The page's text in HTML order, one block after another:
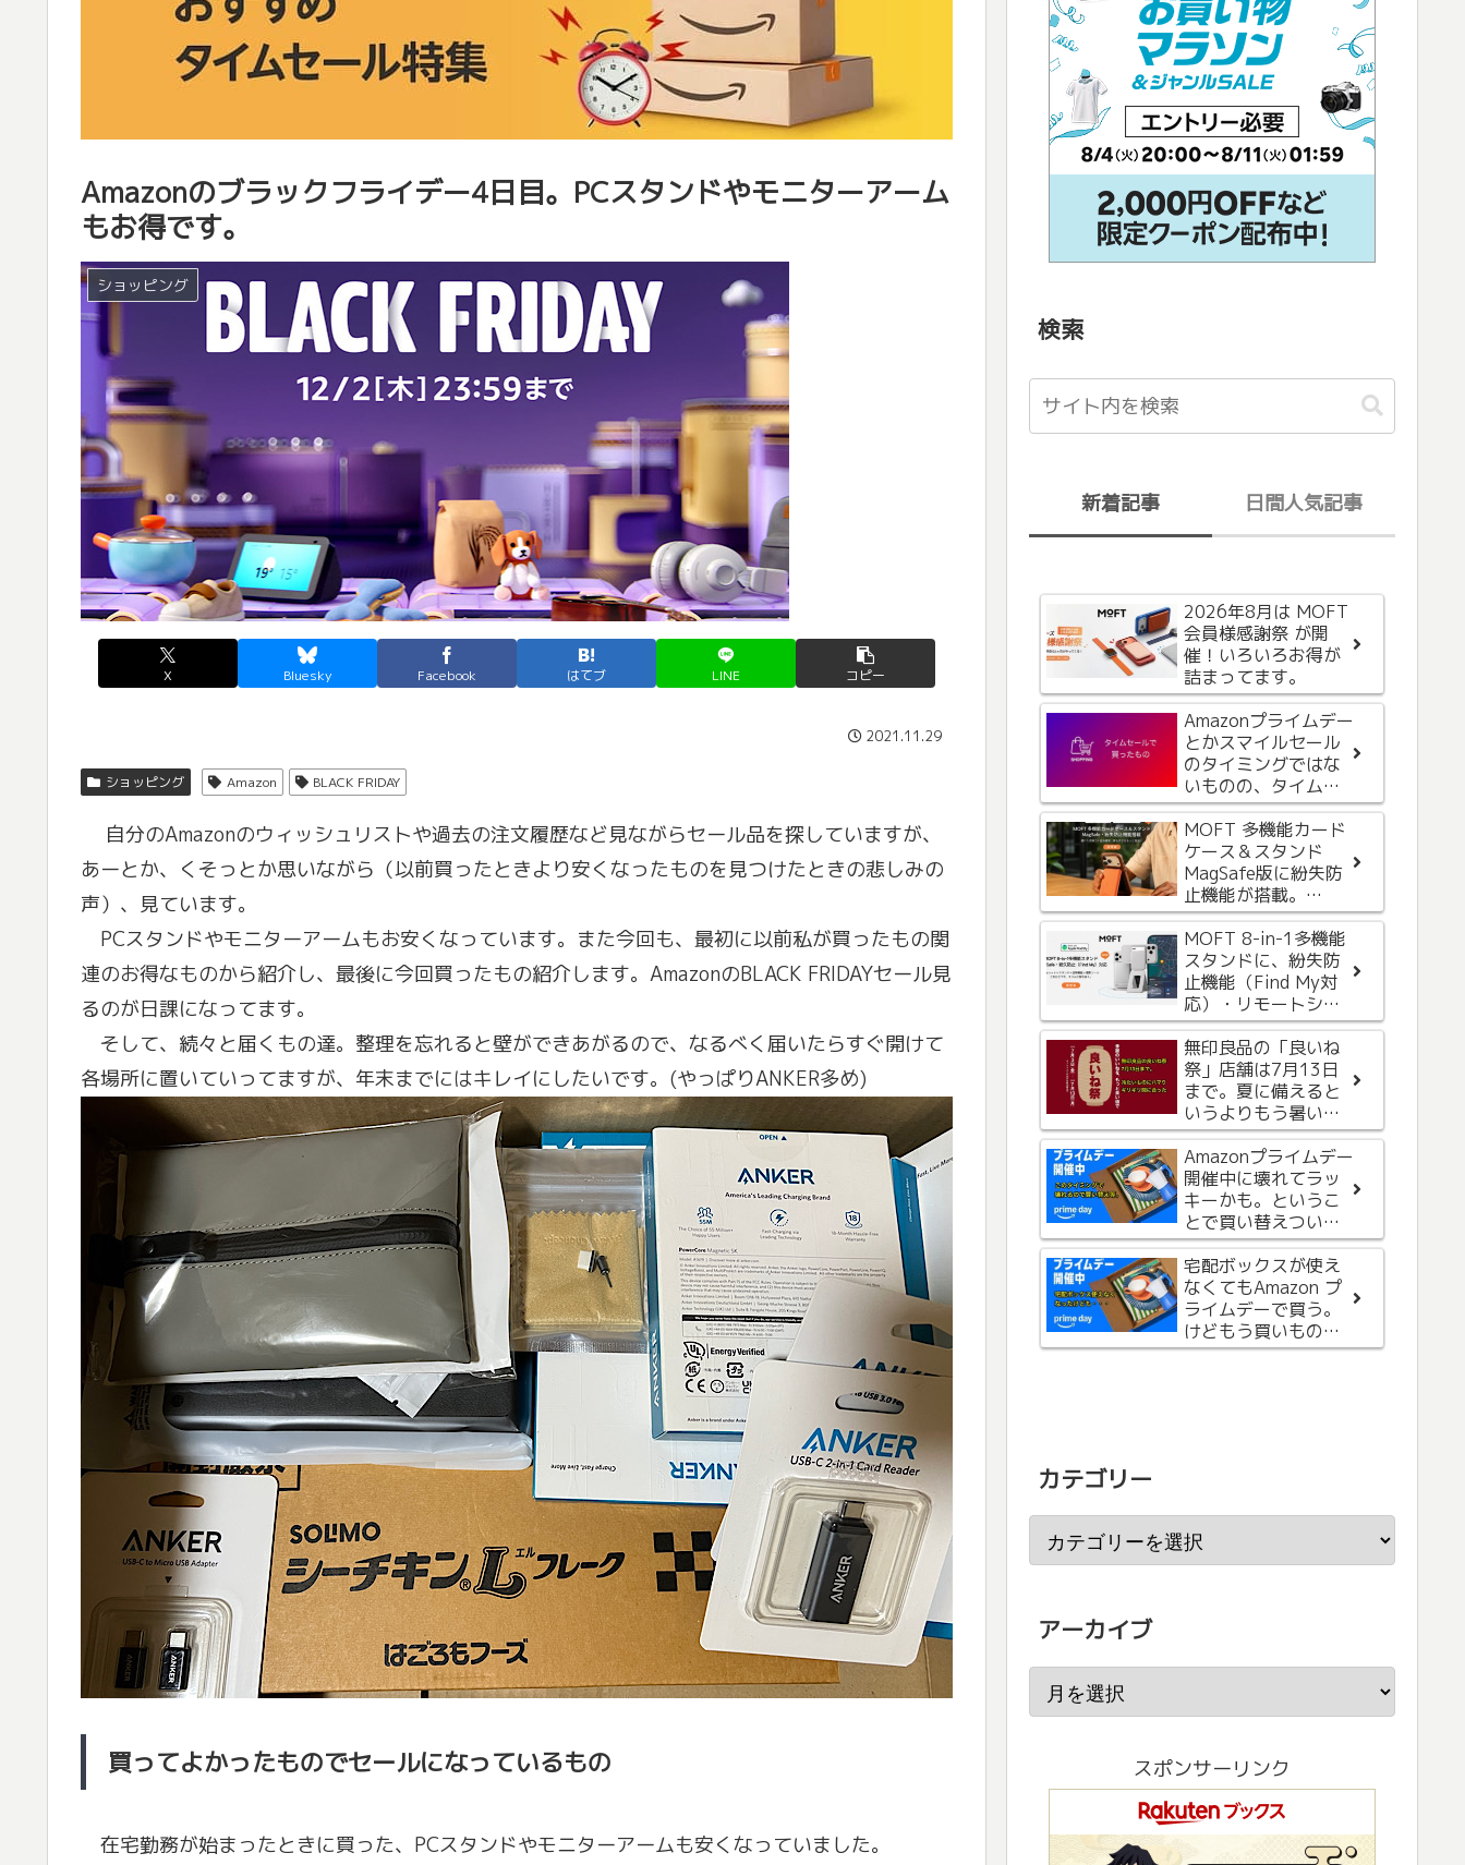
Amazonのブラックフライデー4日目。PCスタンドやモニターアーム
もお得です。
ショッピング
X Bluesky Facebook はてブ LINE コピー
2021.11.29
ショッピング Amazon BLACK FRIDAY
自分のAmazonのウィッシュリストや過去の注文履歴など見ながらセール品を探していますが、
あーとか、くそっとか思いながら（以前買ったときより安くなったものを見つけたときの悲しみの
声）、見ています。
PCスタンドやモニターアームもお安くなっています。また今回も、最初に以前私が買ったもの関
連のお得なものから紹介し、最後に今回買ったもの紹介します。AmazonのBLACK FRIDAYセール見
るのが日課になってます。
そして、続々と届くもの達。整理を忘れると壁ができあがるので、なるべく届いたらすぐ開けて
各場所に置いていってますが、年末までにはキレイにしたいです。(やっぱりANKER多め)
買ってよかったものでセールになっているもの
在宅勤務が始まったときに買った、PCスタンドやモニターアームも安くなっていました。
検索
新着記事
2026年8月は MOFT
会員様感謝祭 が開
催！いろいろお得が
詰まってます。
Amazonプライムデー
とかスマイルセール
のタイミングではな
いものの、タイムセ
ールもなかな
か・・・
MOFT 多機能カード
ケース＆スタンド
MagSafe版に紛失防
止機能が搭載。
iPhoneの「探す」と
Androidの「Find
Hub」機能に対応
MOFT 8-in-1多機能
スタンドに、紛失防
止機能（Find My対
応）・リモートシャ
ッターボタンが追加
されて新登場
無印良品の「良いね
祭」店舗は7月13日
まで。夏に備えると
いうよりもう暑いの
で、お気に入りを購
入
Amazonプライムデー
開催中に壊れてラッ
キーかも。というこ
とで買い替えついで
に本も購入。
宅配ボックスが使え
なくてもAmazon プ
ライムデーで買う。
けどもう買いもの終
了です。
日間人気記事
AppleからiCloud+の
お支払い方法に問題
があるという内容の
メールが届いたが、
なんか変。フィッシ
ング詐欺メールって
これかな。気をつけ
ましょう。
iPhoneのホーム画面
にアイコンカレンダ
ーを追加すると便利
Apple Watchを斜め
につけて、画面が見
やすくなるバンドが
良すぎて外出時に使
い始めました。
iPhone 17 Pro開封
から、まずはNimaso
のアンチグレア保護
フィルム、そしてレ
ンズカバーを付けま
した。
Amazonブラックフラ
イデー最終日。届い
た1枚のハガキから気
づいて奮発して購
入。
memumiの0.3㎜極薄
iPhoneケースを購
入。リスクはありま
すがケースを付けて
ない感じは良いで
す。
iPhone用にハンドス
トラップ装着レビュ
ー。常にiPhoneを手
に持っておかないと
きに便利。
カテゴリー
アーカイブ
スポンサーリンク